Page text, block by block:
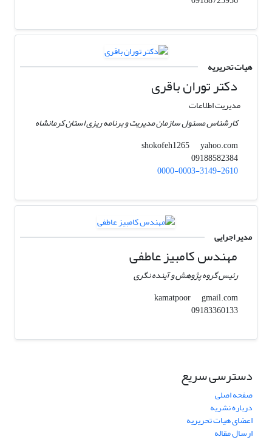
هیات تحریریه
دکتر توران باقری
مدیریت اطلاعات
کارشناس مسئول سازمان مدیریت و برنامه ریزی استان کرمانشاه
shokofeh1265
yahoo.com
09188582384
0000-0003-3149-2610
مدیر اجرایی
مهندس کامبیز عاطفی
رئیس گروه پژوهش و آینده نگری
kamatpoor
gmail.com
09183360133
دسترسی سریع
صفحه اصلی
درباره نشریه
اعضای هیات تحریریه
ارسال مقاله